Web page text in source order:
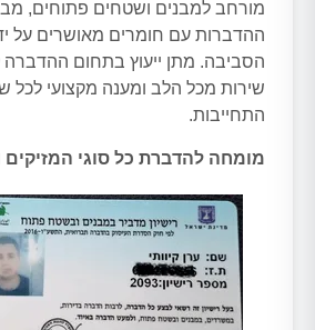
מורחב למבנים ושטחים פתוחים,
ההדברות עם חומרים מאושרים על
הסביבה. מתן ייעוץ בתחום ההדברה
שירות מכל הלב ומענה מקצועי לכל
התחייבות.
מומחה להדברת כל סוגי